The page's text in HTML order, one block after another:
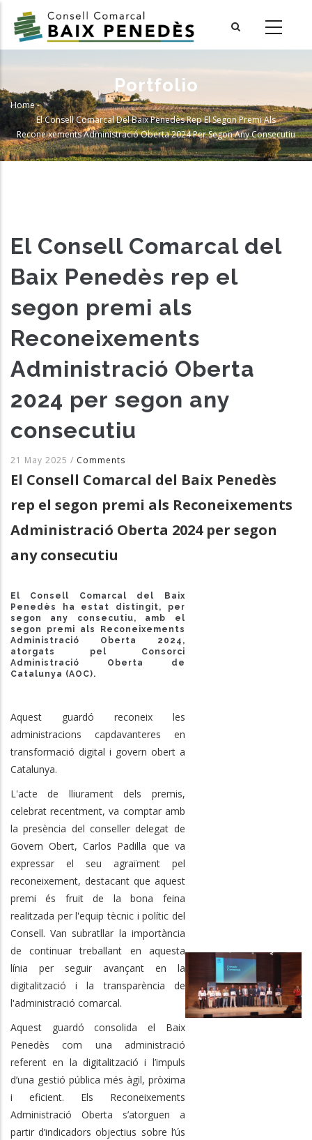
main
Portfolio
Breadcrumb
Home-
El Consell Comarcal Del Baix Penedès Rep El Segon Premi Als
Reconeixements Administració Oberta 2024 Per Segon Any Consecutiu
El Consell Comarcal del
Baix Penedès rep el
segon premi als
Reconeixements
Administració Oberta
2024 per segon any
consecutiu
21 May 2025 / Comments
El Consell Comarcal del Baix Penedès
rep el segon premi als Reconeixements
Administració Oberta 2024 per segon
any consecutiu
El Consell Comarcal del Baix
Penedès ha estat distingit, per
segon any consecutiu, amb el
segon premi als Reconeixements
Administració Oberta 2024,
atorgats pel Consorci
Administració Oberta de
Catalunya (AOC).
Aquest guardó reconeix les
administracions capdavanteres en
transformació digital i govern obert a
Catalunya.
L'acte de lliurament dels premis,
celebrat recentment, va comptar amb
la presència del conseller delegat de
Govern Obert, Carlos Padilla que va
expressar el seu agraïment pel
reconeixement, destacant que aquest
premi és fruit de la bona feina
realitzada per l'equip tècnic i polític del
Consell. Van subratllar la importància
de continuar treballant en aquesta
línia per seguir avançant en la
digitalització i la transparència de
l'administració comarcal.
Aquest guardó consolida el Baix
Penedès com una administració
referent en la digitalització i l’impuls
d’una gestió pública més àgil, pròxima
i eficient. Els Reconeixements
Administració Oberta s’atorguen a
partir d’indicadors objectius sobre l’ús